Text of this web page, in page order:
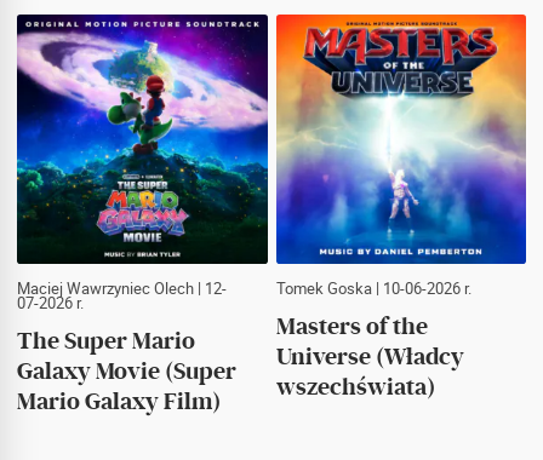
Maciej Wawrzyniec Olech | 12-
07-2026 r.
The Super Mario
Galaxy Movie (Super
Mario Galaxy Film)
Tomek Goska| 10-06-2026 r.
Masters of the
Universe (Władcy
wszechświata)